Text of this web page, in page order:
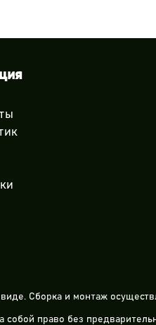
Сборка и монтаж
собой право без